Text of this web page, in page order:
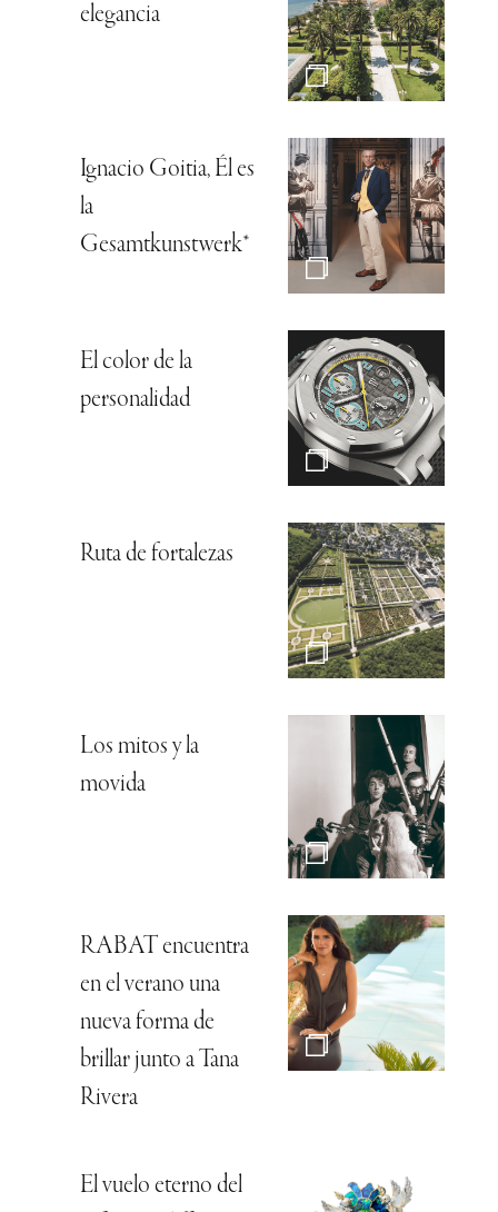
elegancia
Ignacio Goitia, Él es
la
Gesamtkunstwerk*
El color de la
personalidad
Ruta de fortalezas
Los mitos y la
movida
RABAT encuentra
en el verano una
nueva forma de
brillar junto a Tana
Rivera
El vuelo eterno del